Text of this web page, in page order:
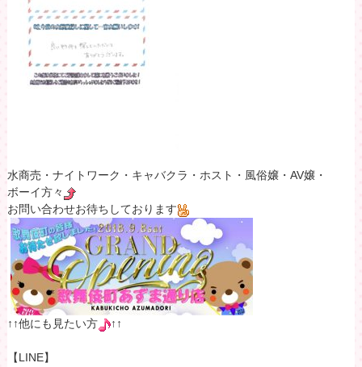
水商売・ナイトワーク・キャバクラ・ホスト・風俗嬢・AV嬢・
ボーイ方々
お問い合わせお待ちしております
↑↑他にも見たい方 ↑↑
【LINE】